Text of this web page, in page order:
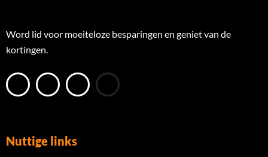
Word lid voor moeiteloze besparingen en geniet van de
kortingen.
Nuttige links